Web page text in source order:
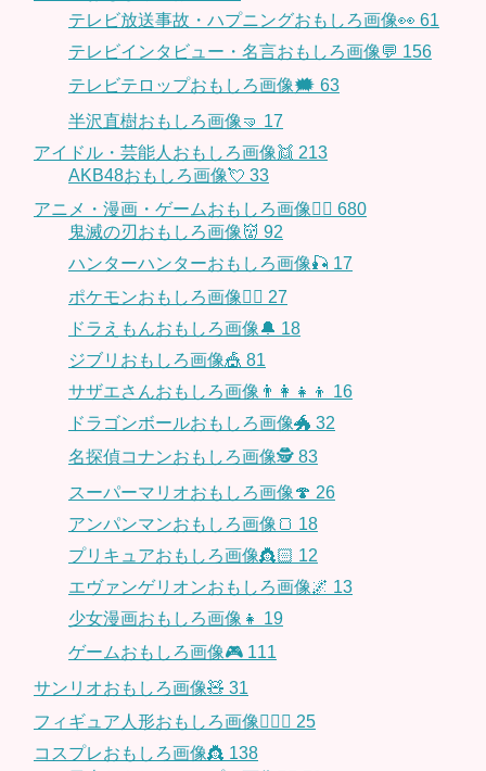
テレビ放送事故・ハプニングおもしろ画像👀 61
テレビインタビュー・名言おもしろ画像💬 156
テレビテロップおもしろ画像🗯 63
半沢直樹おもしろ画像🤜 17
アイドル・芸能人おもしろ画像👯 213
AKB48おもしろ画像💘 33
アニメ・漫画・ゲームおもしろ画像🧚‍♀️ 680
鬼滅の刃おもしろ画像👹 92
ハンターハンターおもしろ画像🎣 17
ポケモンおもしろ画像🤹‍♂️ 27
ドラえもんおもしろ画像🔔 18
ジブリおもしろ画像🎪 81
サザエさんおもしろ画像👨‍👩‍👧‍👦 16
ドラゴンボールおもしろ画像🐲 32
名探偵コナンおもしろ画像🕵️ 83
スーパーマリオおもしろ画像🍄 26
アンパンマンおもしろ画像🍞 18
プリキュアおもしろ画像👸🏻 12
エヴァンゲリオンおもしろ画像🌌 13
少女漫画おもしろ画像👧 19
ゲームおもしろ画像🎮 111
サンリオおもしろ画像🧸 31
フィギュア人形おもしろ画像🧍🏼‍♂️ 25
コスプレおもしろ画像👸 138